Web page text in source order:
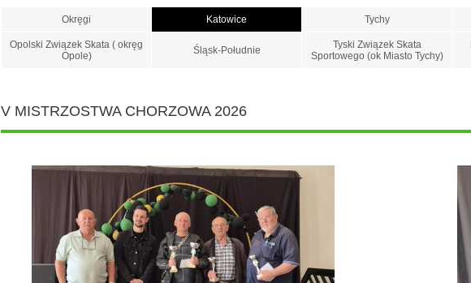
Okręgi Katowice Tychy
Opolski Związek Skata ( okręg
Opole)
Śląsk-Południe
Tyski Związek Skata
Sportowego (ok Miasto Tychy)
V MISTRZOSTWA CHORZOWA 2026